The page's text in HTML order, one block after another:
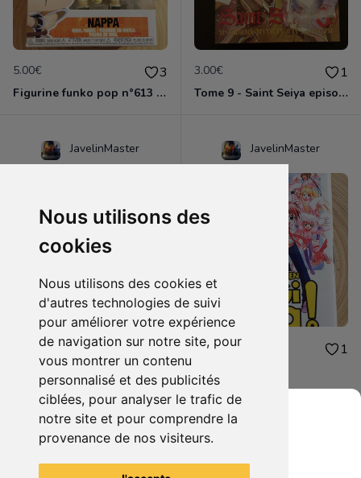
Nous utilisons des
cookies
Nous utilisons des cookies et
d'autres technologies de suivi
pour améliorer votre expérience
de navigation sur notre site, pour
vous montrer un contenu
personnalisé et des publicités
ciblées, pour analyser le trafic de
notre site et pour comprendre la
provenance de nos visiteurs.
5.00€ 3
Figurine funko pop n°613 - Dragon ball z - Nappa
3.00€ 1
Tome 9 - Saint Seiya episode G
JavelinMaster
2.00€ 1
Negi ma tome 9
JavelinMaster
2.00€ 1
Grenier du Geek